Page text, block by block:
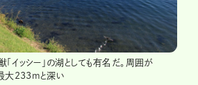
イッシー」の湖としても有名だ。周囲が
大233mと深い